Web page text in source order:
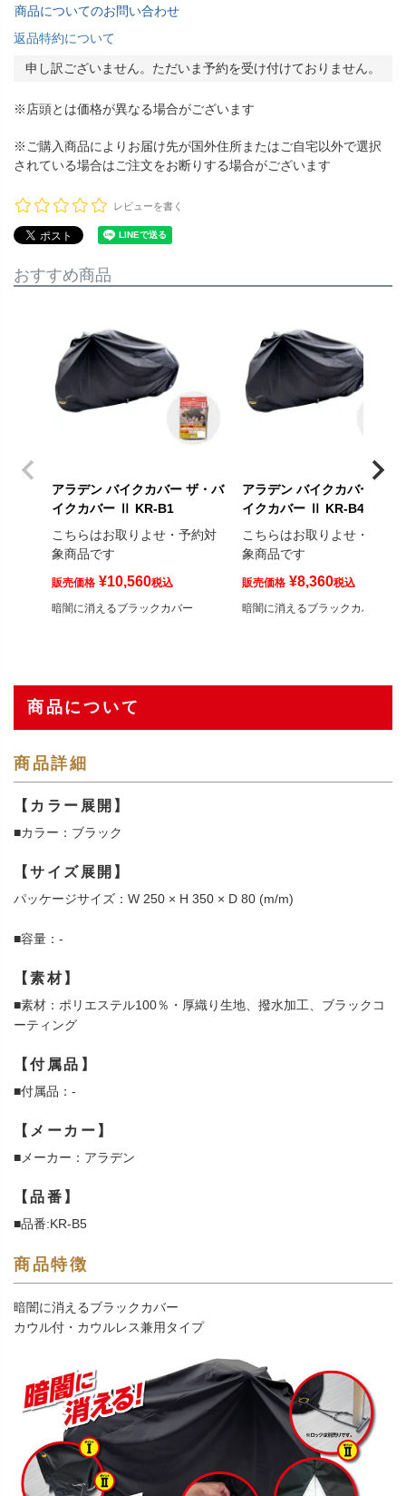
商品についてのお問い合わせ
返品特約について
申し訳ございません。ただいま予約を受け付けておりません。
※店頭とは価格が異なる場合がございます
※ご購入商品によりお届け先が国外住所またはご自宅以外で選択
されている場合はご注文をお断りする場合がございます
レビューを書く
おすすめ商品
アラデン バイクカバー ザ・バ
イクカバー Ⅱ KR-B1
こちらはお取りよせ・予約対
象商品です
販売価格 ¥10,560税込
暗闇に消えるブラックカバー
アラデン バイクカバー ザ・
イクカバー Ⅱ KR-B4
こちらはお取りよせ・予約対
象商品です
販売価格 ¥8,360税込
暗闇に消えるブラックカバー
商品について
商品詳細
【カラー展開】
■カラー：ブラック
【サイズ展開】
パッケージサイズ：W 250 × H 350 × D 80 (m/m)
■容量：-
【素材】
■素材：ポリエステル100％・厚織り生地、撥水加工、ブラックコ
ーティング
【付属品】
■付属品：-
【メーカー】
■メーカー：アラデン
【品番】
■品番:KR-B5
商品特徴
暗闇に消えるブラックカバー
カウル付・カウルレス兼用タイプ